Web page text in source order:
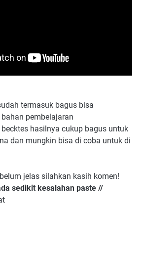
termasuk bagus bisa
pembelajaran
hasilnya cukup bagus untuk
dan mungkin bisa di coba untuk di
jelas silahkan kasih komen!
sedikit kesalahan paste //